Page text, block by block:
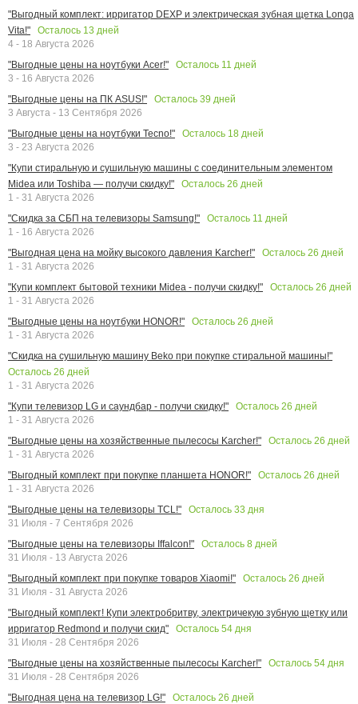
"Выгодный комплект: ирригатор DEXP и электрическая зубная щетка Longa
Vita!"
Осталось 13 дней
4 - 18 Августа 2026
"Выгодные цены на ноутбуки Acer!"
Осталось 11 дней
3 - 16 Августа 2026
"Выгодные цены на ПК ASUS!"
Осталось 39 дней
3 Августа - 13 Сентября 2026
"Выгодные цены на ноутбуки Tecno!"
Осталось 18 дней
3 - 23 Августа 2026
"Купи стиральную и сушильную машины с соединительным элементом
Midea или Toshiba — получи скидку!"
Осталось 26 дней
1 - 31 Августа 2026
"Скидка за СБП на телевизоры Samsung!"
Осталось 11 дней
1 - 16 Августа 2026
"Выгодная цена на мойку высокого давления Karcher!"
Осталось 26 дней
1 - 31 Августа 2026
"Купи комплект бытовой техники Midea - получи скидку!"
Осталось 26 дней
1 - 31 Августа 2026
"Выгодные цены на ноутбуки HONOR!"
Осталось 26 дней
1 - 31 Августа 2026
"Скидка на сушильную машину Beko при покупке стиральной машины!"
Осталось 26 дней
1 - 31 Августа 2026
"Купи телевизор LG и саундбар - получи скидку!"
Осталось 26 дней
1 - 31 Августа 2026
"Выгодные цены на хозяйственные пылесосы Karcher!"
Осталось 26 дней
1 - 31 Августа 2026
"Выгодный комплект при покупке планшета HONOR!"
Осталось 26 дней
1 - 31 Августа 2026
"Выгодные цены на телевизоры TCL!"
Осталось 33 дня
31 Июля - 7 Сентября 2026
"Выгодные цены на телевизоры Iffalcon!"
Осталось 8 дней
31 Июля - 13 Августа 2026
"Выгодный комплект при покупке товаров Xiaomi!"
Осталось 26 дней
31 Июля - 31 Августа 2026
"Выгодный комплект! Купи электробритву, электричекую зубную щетку или
ирригатор Redmond и получи скид"
Осталось 54 дня
31 Июля - 28 Сентября 2026
"Выгодные цены на хозяйственные пылесосы Karcher!"
Осталось 54 дня
31 Июля - 28 Сентября 2026
"Выгодная цена на телевизор LG!"
Осталось 26 дней